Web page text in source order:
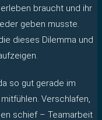
braucht und ihr
geben musste.
dieses Dilemma und
so gut gerade im
Verschlafen,
schief – Teamarbeit